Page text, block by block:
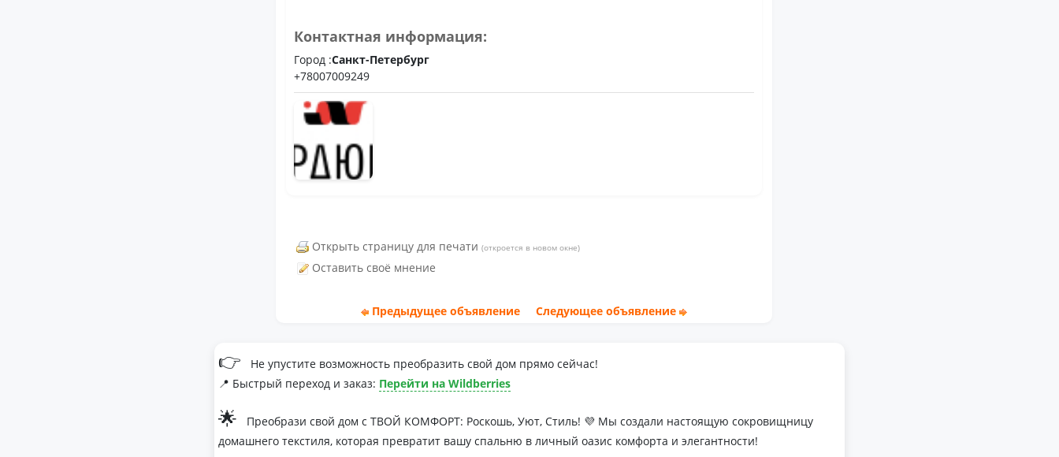
Контактная информация:
Город :Санкт-Петербург
+78007009249
Открыть страницу для печати (откроется в новом окне)
Оставить своё мнение
Предыдущее объявление Следующее объявление
👉
Не упустите возможность преобразить свой дом прямо сейчас!
📍 Быстрый переход и заказ: Перейти на Wildberries
🌟
Преобрази свой дом с ТВОЙ КОМФОРТ: Роскошь, Уют, Стиль! 💜 Мы создали настоящую сокровищницу
домашнего текстиля, которая превратит вашу спальню в личный оазис комфорта и элегантности!